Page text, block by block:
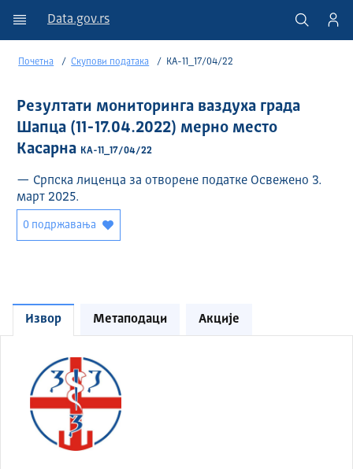
Data.gov.rs
Почетна Скупови података КА-11_17/04/22
Резултати мониторинга ваздуха града
Шапца (11-17.04.2022) мерно место
Касарна КА-11_17/04/22
— Српска лиценца за отворене податке Освежено 3.
март 2025.
0 подржавања
Извор Метаподаци Акције